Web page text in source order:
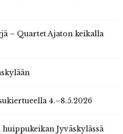
– Quartet Ajaton keikalla
4.–8.5.2026
Jyväskylässä